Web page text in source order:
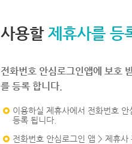
사용할 제휴사를 등
전화번호 안심로그인앱에 보호
를 등록 합니다.
이용하실 제휴사에서 전화번호
등록 됩니다.
전화번호 안심로그인 앱 > 제휴사